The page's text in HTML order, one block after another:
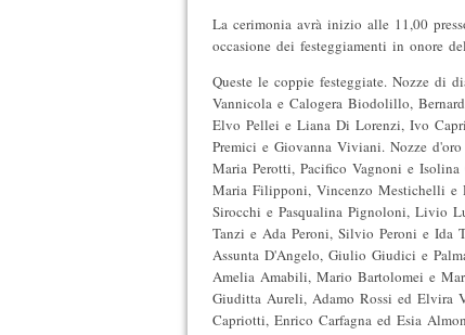
La cerimonia avrà inizio alle 11,00
occasione dei festeggiamenti in onore
Queste le coppie festeggiate. Nozze di
Vannicola e Calogera Biodolillo,
Elvo Pellei e Liana Di Lorenzi, Ivo
Premici e Giovanna Viviani. Nozze
Maria Perotti, Pacifico Vagnoni e
Maria Filipponi, Vincenzo Mestichelli e
Sirocchi e Pasqualina Pignoloni, Livio
Tanzi e Ada Peroni, Silvio Peroni e Ida
Assunta D'Angelo, Giulio Giudici e
Amelia Amabili, Mario Bartolomei e
Giuditta Aureli, Adamo Rossi ed Elvira
Capriotti, Enrico Carfagna ed Esia